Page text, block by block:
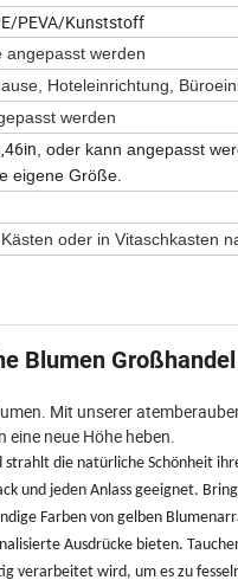
PEVA/Kunststoff
angepasst werden
Hoteleinrichtung,
werden
, oder kann angepasst
eigene Größe.
oder in Vitaschkasten
Blumen
Mit unserer
eine neue Höhe heben.
die natürliche Schönheit
und jeden Anlass geeignet.
Farben von gelben
Ausdrücke bieten.
verarbeitet wird, um es zu